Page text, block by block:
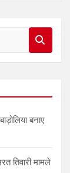
बनाए
तिवारी मामले